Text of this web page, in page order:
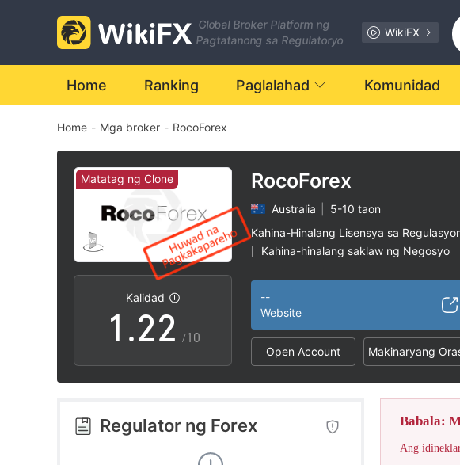
Global Broker Platform ng
Pagtatanong sa Regulatoryo
WikiFX
Home Ranking Paglalahad Komunidad
Home - Mga broker - RocoForex
Matatag ng Clone
Kalidad
0
1
2
3
.
0
1
2
3
4
0
1
2
3
4
/10
RocoForex
Australia
5-10 taon
Kahina-Hinalang Lisensya sa
Kahina-hinalang saklaw ng Negosyo
--
Website
Open Account Makinaryang
Regulator ng Forex Babala: